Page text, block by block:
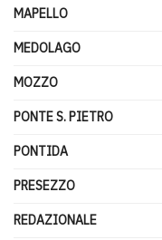
MAPELLO
MEDOLAGO
MOZZO
PONTE S. PIETRO
PONTIDA
PRESEZZO
REDAZIONALE